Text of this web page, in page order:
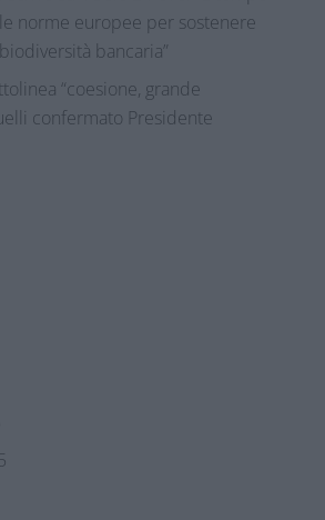
norme europee per sostenere
bancaria”
“coesione, grande
confermato Presidente